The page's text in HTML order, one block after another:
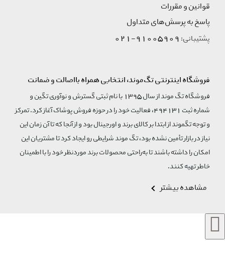
قوانین و مقررات
پاسخ به پرسش‌های متداول
پشتیبانی:91005909-021
فروشگاه اینترنتی تگ‌موند، انتخابی همراه بااصالت و ضمانت
فروشگاه تگ موند از سال 1395 با نام ثبتی گسترش و نوآوری تگین و
شماره ثبت 494131، فعالیت خود را در حوزه فروش پوشاک آغاز کرد. تمرکز
و توجه تگموند از ابتدا بر کالای برند و اورجینال بود و از آنجا که تا آن زمان این
نیاز در بازار تأمین نشده بود، تگ موند شرایطی رو ایجاد کرد تا مشتریان این
امکان را داشته باشند تا به‌راحتی محصولات برند مورد‌نظر خود را با اطمینان
خاطر تهیه کنند.
مشاهده بیشتر